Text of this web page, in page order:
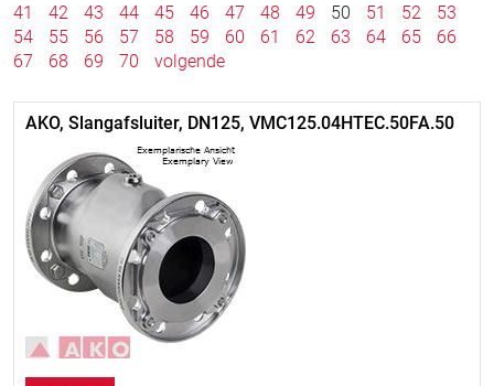
41
42 43 44 45 46 47 48 49 50 51 52
53
54
55 56 57 58 59 60 61 62 63 64 65
66
67
68 69 70 volgende
AKO, Slangafsluiter, DN125, VMC125.04HTEC.50FA.50